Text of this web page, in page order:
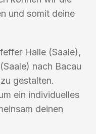
und somit deine
Halle (Saale),
nach Bacau
gestalten.
ein individuelles
deinen